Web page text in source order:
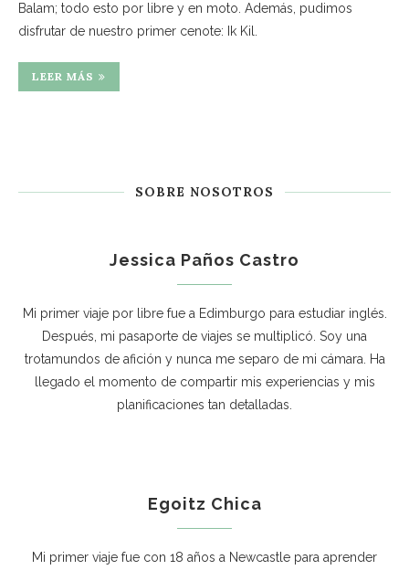
Balam; todo esto por libre y en moto. Además, pudimos
disfrutar de nuestro primer cenote: Ik Kil.
LEER MÁS
SOBRE NOSOTROS
Jessica Paños Castro
Mi primer viaje por libre fue a Edimburgo para estudiar inglés.
Después, mi pasaporte de viajes se multiplicó. Soy una
trotamundos de afición y nunca me separo de mi cámara. Ha
llegado el momento de compartir mis experiencias y mis
planificaciones tan detalladas.
Egoitz Chica
Mi primer viaje fue con 18 años a Newcastle para aprender